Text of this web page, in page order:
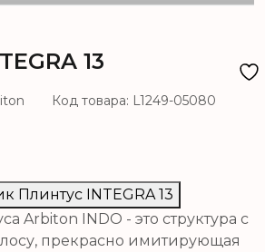
13
Код товара: L1249-05080
Плинтус INTEGRA 13
Arbiton INDO - это структура с
прекрасно имитирующая